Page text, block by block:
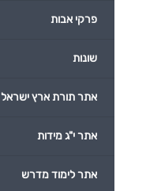
פרקי אבות
שונות
אתר תורת ארץ ישראל
אתר י"ג מידות
אתר לימוד מדרש